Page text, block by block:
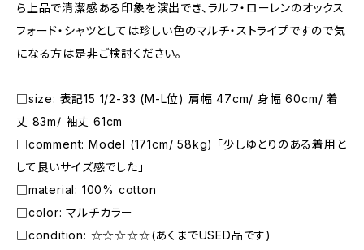
ら上品で清潔感ある印象を演出でき、ラルフ・ローレンのオックス
フォード・シャツとしては珍しい色のマルチ・ストライプですので気
になる方は是非ご検討ください。
□size: 表記15 1/2-33 (M-L位) 肩幅 47cm/ 身幅 60cm/ 着
丈 83m/ 袖丈 61cm
□comment: Model (171cm/ 58kg) 「少しゆとりのある着用と
して良いサイズ感でした」
□material: 100% cotton
□color: マルチカラー
□condition: ☆☆☆☆☆(あくまでUSED品です)